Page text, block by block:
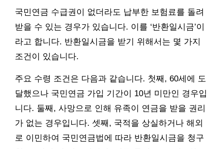
국민연금 수급권이 없더라도 납부한 보험료를 돌려
받을 수 있는 경우가 있습니다. 이를 ‘반환일시금’이
라고 합니다. 반환일시금을 받기 위해서는 몇 가지
조건이 있습니다.
주요 수령 조건은 다음과 같습니다. 첫째, 60세에 도
달했으나 국민연금 가입 기간이 10년 미만인 경우입
니다. 둘째, 사망으로 인해 유족이 연금을 받을 권리
가 없는 경우입니다. 셋째, 국적을 상실하거나 해외
로 이민하여 국민연금법에 따라 반환일시금을 청구